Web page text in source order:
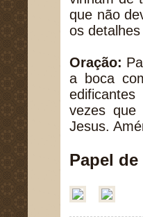
que não
os
Oração:
a boca
vezes
Jesus.
Papel